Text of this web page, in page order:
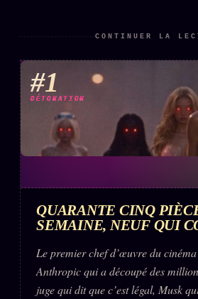
CONTINUER LA
#1
DÉTONATION
QUARANTE CINQ
SEMAINE, NEUF QUI
Le premier chef d’œuvre du
Anthropic qui a découpé des
juge qui dit que c’est légal, Musk